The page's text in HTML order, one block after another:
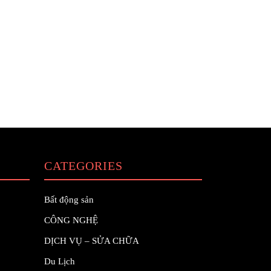
CATEGORIES
Bất động sản
CÔNG NGHỆ
DỊCH VỤ – SỬA CHỮA
Du Lịch